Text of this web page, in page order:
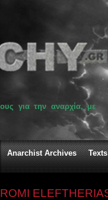
για την αναρχία, με
Anarchist Archives Texts